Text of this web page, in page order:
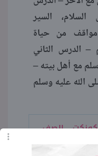
السير
من حياة
الدرس الثاني
مع أهل بيته –
الله عليه وسلم
الصف